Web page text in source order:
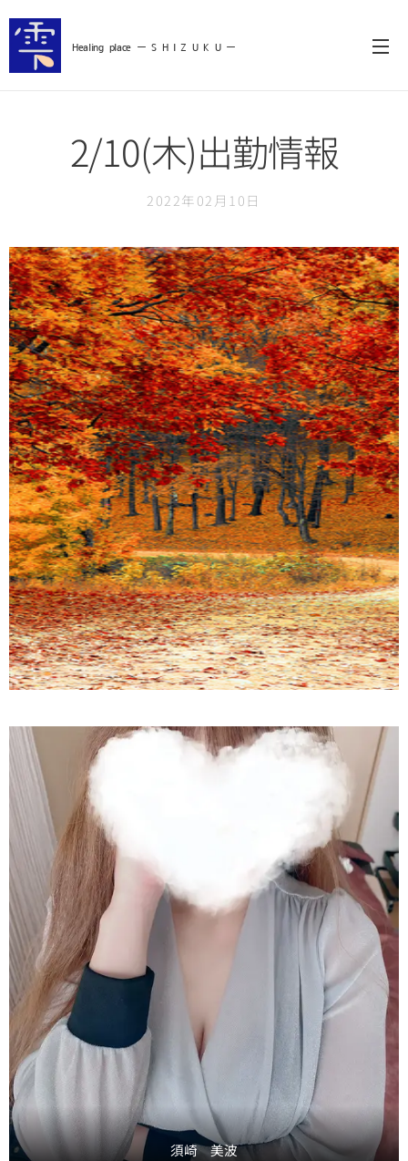
Healing place ー S H I Z U K U ー
2/10(木)出勤情報
2022年02月10日
須崎 美波